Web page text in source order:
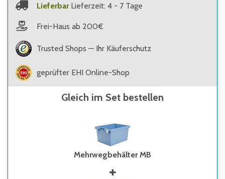
Lieferbar Lieferzeit: 4 - 7 Tage
Frei-Haus ab 200€
Trusted Shops — Ihr Käuferschutz
geprüfter EHI Online-Shop
Gleich im Set bestellen
Mehrwegbehälter MB